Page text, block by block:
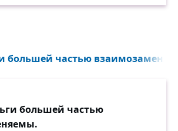
большей частью
большей частью